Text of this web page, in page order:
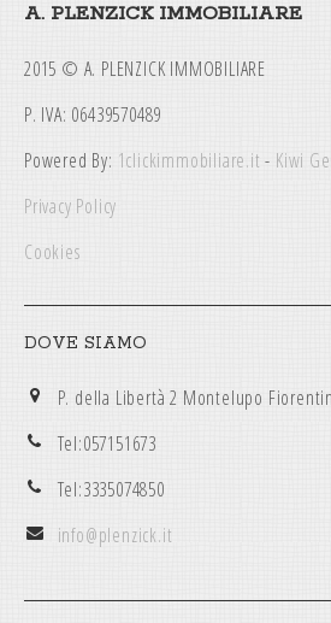
A. PLENZICK IMMOBILIARE
2015 © A. PLENZICK IMMOBILIARE
P. IVA: 06439570489
Powered By: 1clickimmobiliare.it - Kiwi
Privacy Policy
Cookies
DOVE SIAMO
P. della Libertà 2 Montelupo
Tel:057151673
Tel:3335074850
info@plenzick.it